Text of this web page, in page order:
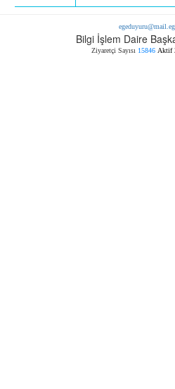
Bilgi İşlem Daire
Ziyaretçi Sayısı 15846 Aktif